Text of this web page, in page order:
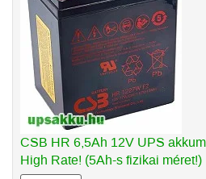
CSB HR 6,5Ah 12V UPS
High Rate! (5Ah-s fizikai méret!)